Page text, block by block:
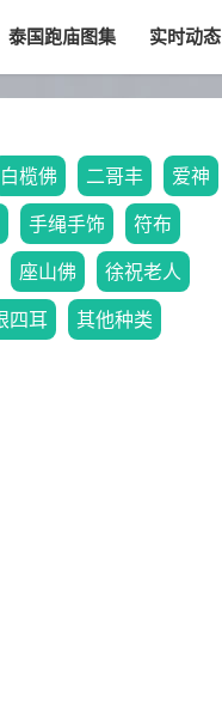
泰国跑庙图集 实时动态
白榄佛 二哥丰
爱神
手绳手饰
符布
座山佛
徐祝老人
四耳 其他种类